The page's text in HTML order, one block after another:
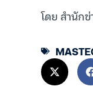
โดย สำนัก